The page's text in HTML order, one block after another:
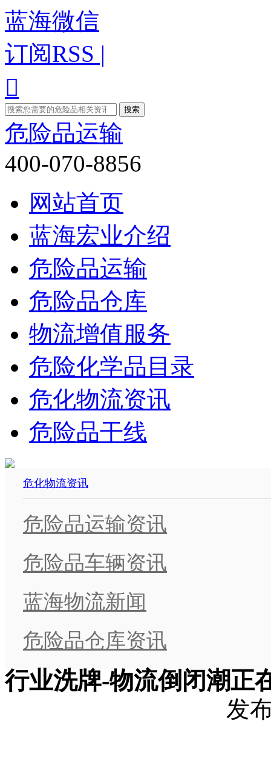
蓝海微信
订阅RSS |

危险品运输
400-070-8856
网站首页
蓝海宏业介绍
危险品运输
危险品仓库
物流增值服务
危险化学品目录
危化物流资讯
危险品干线
危化物流资讯
危险品运输资讯
危险品车辆资讯
蓝海物流新闻
危险品仓库资讯
行业洗牌-物流倒闭潮正
发